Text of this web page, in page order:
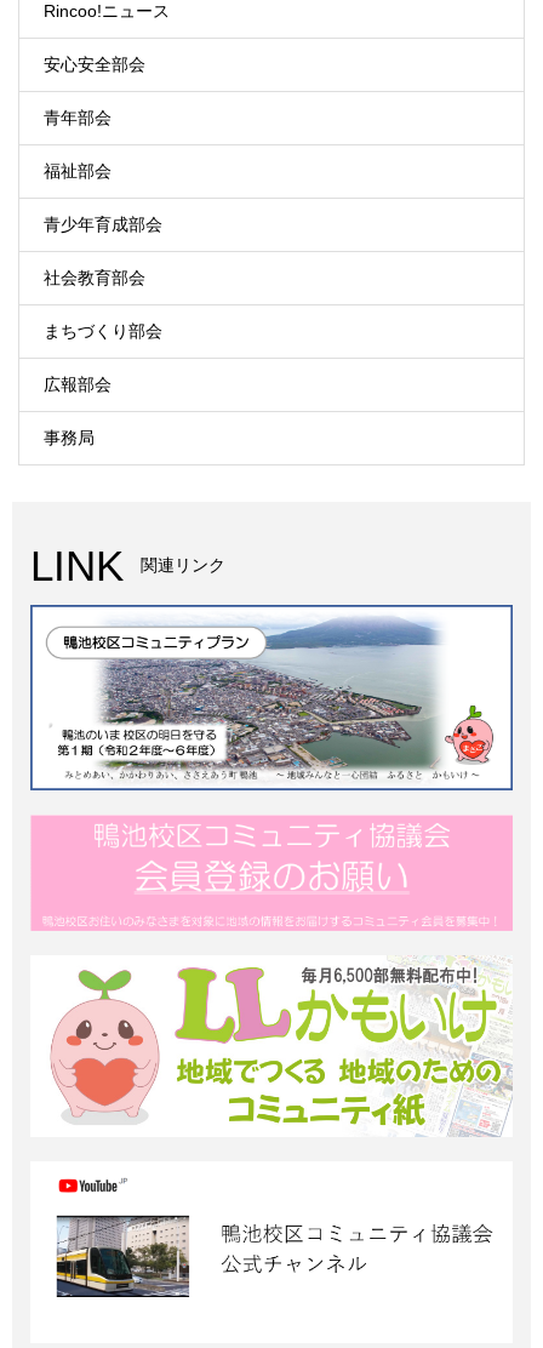
Rincoo!ニュース
安心安全部会
青年部会
福祉部会
青少年育成部会
社会教育部会
まちづくり部会
広報部会
事務局
LINK 関連リンク